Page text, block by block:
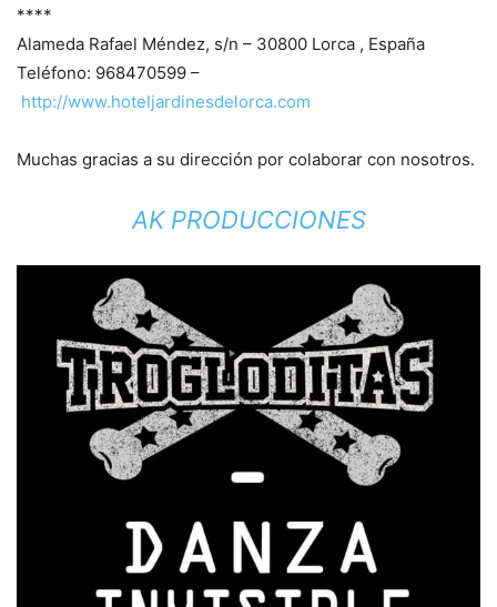
****
Alameda Rafael Méndez, s/n – 30800 Lorca , España
Teléfono: 968470599 –
http://www.hoteljardinesdelorca.com
Muchas gracias a su dirección por colaborar con nosotros.
AK PRODUCCIONES